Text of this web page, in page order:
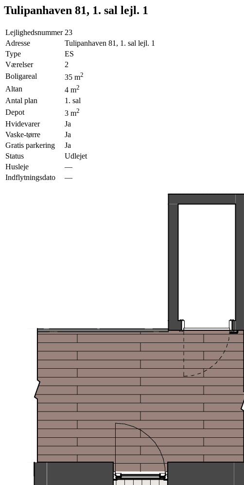
Tulipanhaven 81, 1. sal lejl. 1
Lejlighedsnummer 23
Adresse
Tulipanhaven 81, 1. sal lejl. 1
Type
ES
Værelser
2
Boligareal
35 m2
Altan 4 m2
Antal plan
1. sal
Depot
3 m2
Hvidevarer
Ja
Vaske-tørre
Ja
Gratis parkering
Ja
Status
Udlejet
Husleje
—
Indflytningsdato
—